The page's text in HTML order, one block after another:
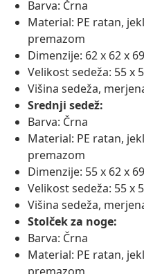
Barva: Črna
Material: PE ratan,
premazom
Dimenzije: 62 x 62 x
Velikost sedeža: 55 x
Višina sedeža,
Srednji sedež:
Barva: Črna
Material: PE ratan,
premazom
Dimenzije: 55 x 62 x
Velikost sedeža: 55 x
Višina sedeža,
Stolček za noge:
Barva: Črna
Material: PE ratan,